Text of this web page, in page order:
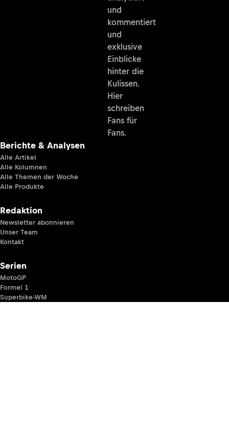
und
kommentiert
und
exklusive
Einblicke
hinter die
Kulissen.
Hier
schreiben
Fans für
Fans.
Berichte & Analysen
Alle Artikel
Alle Kolumnen
Alle Themen der Woche
Alle Produkte
Redaktion
Newsletter abonnieren
Unser Team
Kontakt
Serien
MotoGP
Formel 1
Superbike-WM